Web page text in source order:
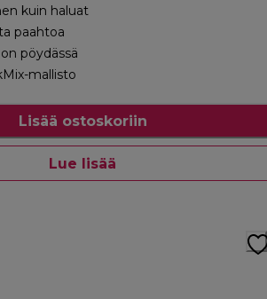
kuin haluat
paahtoa
pöydässä
mallisto
Lisää ostoskoriin
Lue lisää